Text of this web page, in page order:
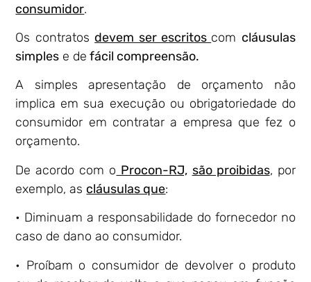
consumidor.
Os contratosdevem ser escritos com cláusulas
simples e de fácil compreensão.
A simples apresentação de orçamento não
implica em sua execução ou obrigatoriedade do
consumidor em contratar a empresa que fez o
orçamento.
De acordo com o Procon-RJ, são proibidas, por
exemplo, as cláusulas que:
• Diminuam a responsabilidade do fornecedor no
caso de dano ao consumidor.
• Proíbam o consumidor de devolver o produto